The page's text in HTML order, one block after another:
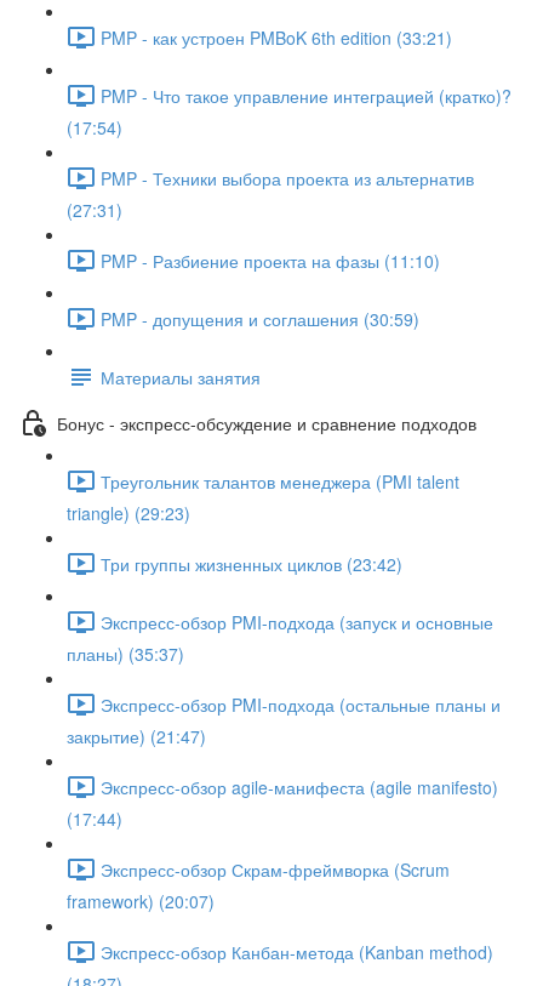
PMP - как устроен PMBoK 6th edition (33:21)
PMP - Что такое управление интеграцией (кратко)?
(17:54)
PMP - Техники выбора проекта из альтернатив
(27:31)
PMP - Разбиение проекта на фазы (11:10)
PMP - допущения и соглашения (30:59)
Материалы занятия
Бонус - экспресс-обсуждение и сравнение подходов
Треугольник талантов менеджера (PMI talent
triangle) (29:23)
Три группы жизненных циклов (23:42)
Экспресс-обзор PMI-подхода (запуск и основные
планы) (35:37)
Экспресс-обзор PMI-подхода (остальные планы и
закрытие) (21:47)
Экспресс-обзор agile-манифеста (agile manifesto)
(17:44)
Экспресс-обзор Скрам-фреймворка (Scrum
framework) (20:07)
Экспресс-обзор Канбан-метода (Kanban method)